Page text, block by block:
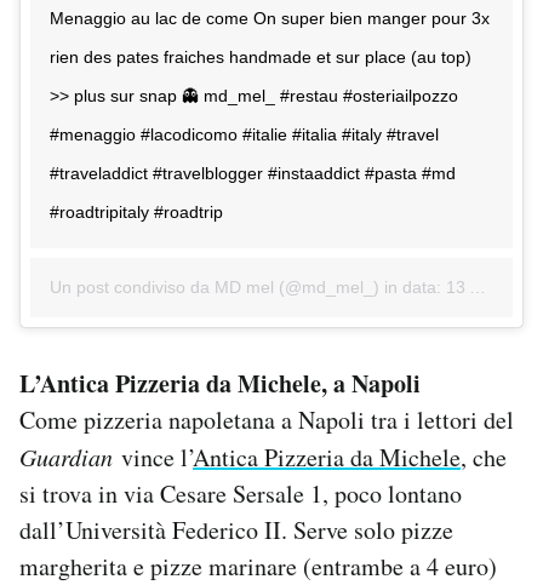
Menaggio au lac de come On super bien manger pour 3x
rien des pates fraiches handmade et sur place (au top)
>> plus sur snap 👻 md_mel_ #restau #osteriailpozzo
#menaggio #lacodicomo #italie #italia #italy #travel
#traveladdict #travelblogger #instaaddict #pasta #md
#roadtripitaly #roadtrip
Un post condiviso da MD mel (@md_mel_) in data: 13 Ago 2016 alle ore 08:35 PDT
L’Antica Pizzeria da Michele, a Napoli
Come pizzeria napoletana a Napoli tra i lettori del
Guardian vince l’Antica Pizzeria da Michele, che
si trova in via Cesare Sersale 1, poco lontano
dall’Università Federico II. Serve solo pizze
margherita e pizze marinare (entrambe a 4 euro)